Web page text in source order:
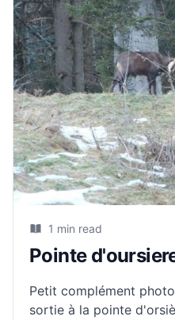
1 min read
Pointe
Petit complément
sortie à la pointe